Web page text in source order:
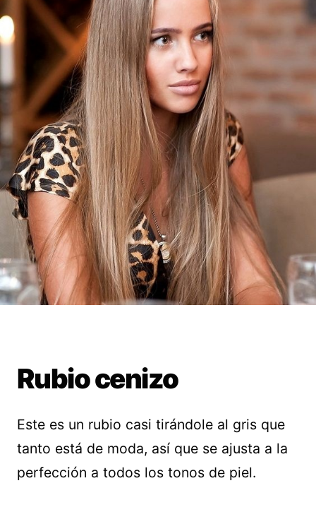
Rubio cenizo
Este es un rubio casi tirándole al gris que
tanto está de moda, así que se ajusta a la
perfección a todos los tonos de piel.